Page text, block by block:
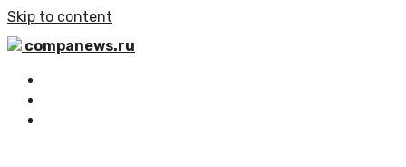
Skip to content
companews.ru